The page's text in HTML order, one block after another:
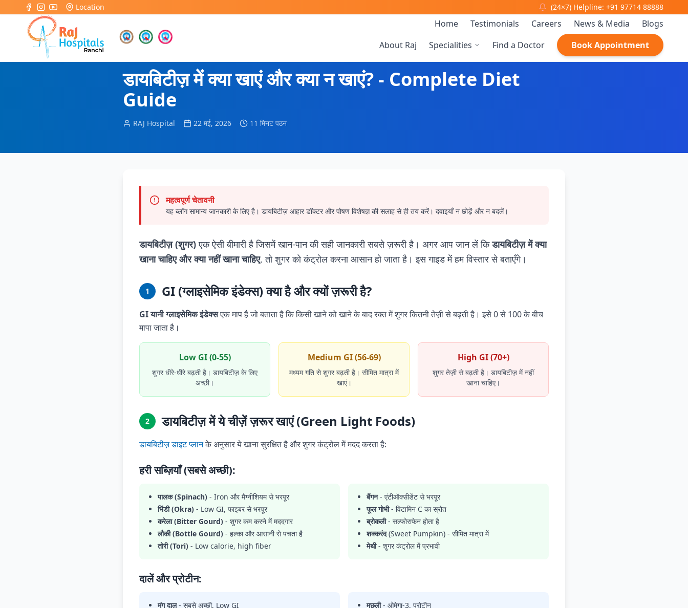
Location (24×7) Helpline: +91 97714 88888
Home Testimonials Careers News & Media
Blogs
About Raj
Specialities Find a Doctor Book Appointment
डायबिटीज़ में क्या खाएं और क्या न खाएं? - Complete Diet
Guide
RAJ Hospital 22 मई, 2026 11 मिनट पठन
महत्वपूर्ण चेतावनी
यह ब्लॉग सामान्य जानकारी के लिए है। डायबिटीज़ आहार डॉक्टर और पोषण विशेषज्ञ की सलाह से ही तय करें। दवाइयाँ न छोड़ें और न बदलें।
डायबिटीज़ (शुगर)एक ऐसी बीमारी है जिसमें खान-पान की सही जानकारी सबसे ज़रूरी है। अगर आप जान लें किडायबिटीज़ में क्या
खाना चाहिए और क्या नहीं खाना चाहिए, तो शुगर को कंट्रोल करना आसान हो जाता है। इस गाइड में हम विस्तार से बताएँगे।
1 GI (ग्लाइसेमिक इंडेक्स) क्या है और क्यों ज़रूरी है?
GI यानी ग्लाइसेमिक इंडेक्सएक माप है जो बताता है कि किसी खाने को खाने के बाद रक्त में शुगर कितनी तेज़ी से बढ़ती है। इसे 0 से 100 के बीच
मापा जाता है।
Low GI (0-55)
शुगर धीरे-धीरे बढ़ती है। डायबिटीज़ के लिए
अच्छी।
Medium GI (56-69)
मध्यम गति से शुगर बढ़ती है। सीमित मात्रा में
खाएं।
High GI (70+)
शुगर तेज़ी से बढ़ती है। डायबिटीज़ में नहीं
खाना चाहिए।
2 डायबिटीज़ में ये चीज़ें ज़रूर खाएं (Green Light Foods)
डायबिटीज़ डाइट प्लानके अनुसार ये खाना सुरक्षित है और शुगर कंट्रोल में मदद करता है:
हरी सब्ज़ियाँ (सबसे अच्छी):
पालक (Spinach) - Iron और मैग्नीशियम से भरपूर
भिंडी (Okra) - Low GI, फाइबर से भरपूर
करेला (Bitter Gourd) - शुगर कम करने में मददगार
लौकी (Bottle Gourd) - हल्का और आसानी से पचता है
तोरी (Tori) - Low calorie, high fiber
बैंगन- एंटीऑक्सीडेंट से भरपूर
फूल गोभी- विटामिन C का स्रोत
ब्रोकली- सल्फोराफेन होता है
शक्करंद(Sweet Pumpkin) - सीमित मात्रा में
मेथी- शुगर कंट्रोल में प्रभावी
दालें और प्रोटीन:
मूंग दाल- सबसे अच्छी, Low GI
मछली- ओमेगा-3, प्रोटीन